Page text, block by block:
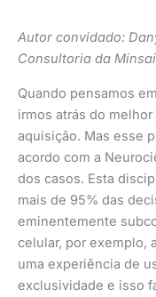
Autor convidado:
Consultoria da
Quando pensamos
irmos atrás do
aquisição. Mas esse
acordo com a
dos casos. Esta
mais de 95% das
eminentemente
celular, por exemplo,
uma experiência de
exclusividade e isso